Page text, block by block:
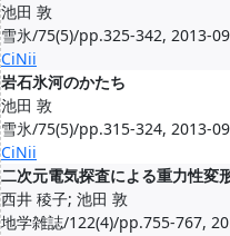
池田 敦
雪氷/75(5)/pp.325-342, 2013-09
CiNii
岩石氷河のかたち
池田 敦
雪氷/75(5)/pp.315-324, 2013-09
CiNii
二次元電気探査による重力性変
西井 稜子; 池田 敦
地学雑誌/122(4)/pp.755-767,